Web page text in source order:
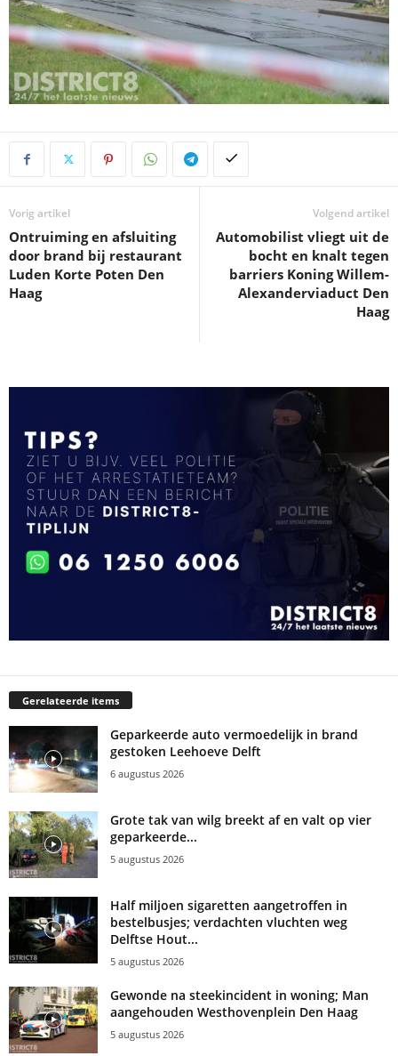
Vorig artikel
Ontruiming en afsluiting
door brand bij restaurant
Luden Korte Poten Den
Haag
Volgend artikel
Automobilist vliegt uit de
bocht en knalt tegen
barriers Koning Willem-
Alexanderviaduct Den
Haag
Gerelateerde items
Geparkeerde auto vermoedelijk in brand
gestoken Leehoeve Delft
6 augustus 2026
Grote tak van wilg breekt af en valt op vier
geparkeerde...
5 augustus 2026
Half miljoen sigaretten aangetroffen in
bestelbusjes; verdachten vluchten weg
Delftse Hout...
5 augustus 2026
Gewonde na steekincident in woning; Man
aangehouden Westhovenplein Den Haag
5 augustus 2026